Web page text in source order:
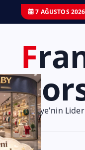
7 AĞUSTOS 2026
Franchise
Türkiye'nin